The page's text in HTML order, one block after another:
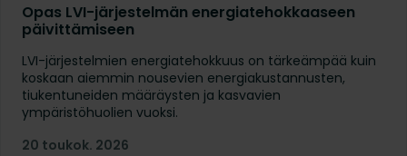
Opas LVI-järjestelmän energiatehokkaaseen
päivittämiseen
LVI-järjestelmien energiatehokkuus on tärkeämpää kuin
koskaan aiemmin nousevien energiakustannusten,
tiukentuneiden määräysten ja kasvavien
ympäristöhuolien vuoksi.
20 toukok. 2026